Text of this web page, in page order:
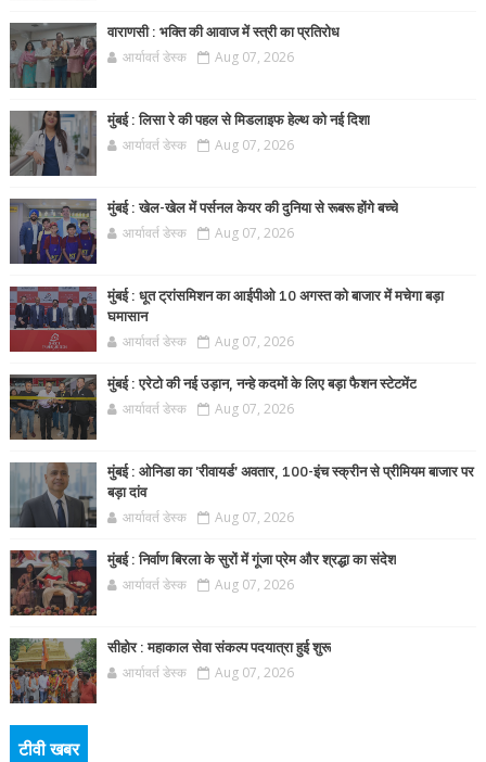
वाराणसी : भक्ति की आवाज में स्त्री का प्रतिरोध
आर्यावर्त डेस्क Aug 07, 2026
मुंबई : लिसा रे की पहल से मिडलाइफ हेल्थ को नई दिशा
आर्यावर्त डेस्क Aug 07, 2026
मुंबई : खेल-खेल में पर्सनल केयर की दुनिया से रूबरू होंगे बच्चे
आर्यावर्त डेस्क Aug 07, 2026
मुंबई : धूत ट्रांसमिशन का आईपीओ 10 अगस्त को बाजार में मचेगा बड़ा
घमासान
आर्यावर्त डेस्क Aug 07, 2026
मुंबई : एरेटो की नई उड़ान, नन्हे कदमों के लिए बड़ा फैशन स्टेटमेंट
आर्यावर्त डेस्क Aug 07, 2026
मुंबई : ओनिडा का 'रीवायर्ड’ अवतार, 100-इंच स्क्रीन से प्रीमियम बाजार पर
बड़ा दांव
आर्यावर्त डेस्क Aug 07, 2026
मुंबई : निर्वाण बिरला के सुरों में गूंजा प्रेम और श्रद्धा का संदेश
आर्यावर्त डेस्क Aug 07, 2026
सीहोर : महाकाल सेवा संकल्प पदयात्रा हुई शुरू
आर्यावर्त डेस्क Aug 07, 2026
टीवी खबर